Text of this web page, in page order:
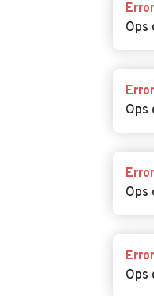
Error
Ops
Error
Ops
Error
Ops
Error
Ops